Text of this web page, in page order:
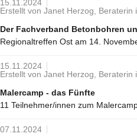
15.11.2024
Erstellt von Janet Herzog,
Der Fachverband Betonbohren
Regionaltreffen Ost am 14.
15.11.2024
Erstellt von Janet Herzog,
Malercamp - das Fünfte
11 Teilnehmer/innen zum
07.11.2024